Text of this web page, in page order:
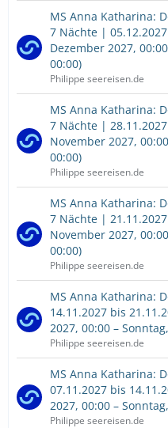
MS Anna Katharina:
7 Nächte |
Dezember 2027,
00:00)
Philippe seereisen.de
MS Anna Katharina:
7 Nächte |
November 2027,
00:00)
Philippe seereisen.de
MS Anna Katharina:
7 Nächte |
November 2027,
00:00)
Philippe seereisen.de
MS Anna Katharina:
14.11.2027 bis
2027, 00:00 –
Philippe seereisen.de
MS Anna Katharina:
07.11.2027 bis
2027, 00:00 –
Philippe seereisen.de